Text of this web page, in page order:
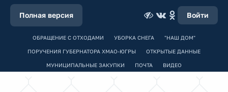
Полная версия Войти
ОБРАЩЕНИЕ С ОТХОДАМИ УБОРКА СНЕГА "НАШ ДОМ"
ПОРУЧЕНИЯ ГУБЕРНАТОРА ХМАО-ЮГРЫ ОТКРЫТЫЕ ДАННЫЕ
МУНИЦИПАЛЬНЫЕ ЗАКУПКИ ПОЧТА ВИДЕО